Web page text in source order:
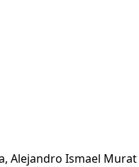
Ismael